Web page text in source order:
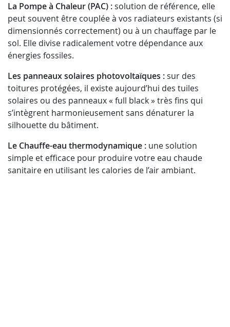
La Pompe à Chaleur (PAC) :solution de référence, elle
peut souvent être couplée à vos radiateurs existants (si
dimensionnés correctement) ou à un chauffage par le
sol. Elle divise radicalement votre dépendance aux
énergies fossiles.
Les panneaux solaires photovoltaïques :sur des
toitures protégées, il existe aujourd’hui des tuiles
solaires ou des panneaux « full black » très fins qui
s’intègrent harmonieusement sans dénaturer la
silhouette du bâtiment.
Le Chauffe-eau thermodynamique : une solution
simple et efficace pour produire votre eau chaude
sanitaire en utilisant les calories de l’air ambiant.